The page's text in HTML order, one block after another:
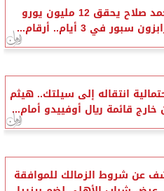
محمد صلاح يحقق 12 مليون يورو
سبور في 3 أيام.. أرقام...
انتقاله إلى سيلتك.. هيثم
قائمة ريال أوفييدو أمام...
عن شروط الزمالك للموافقة